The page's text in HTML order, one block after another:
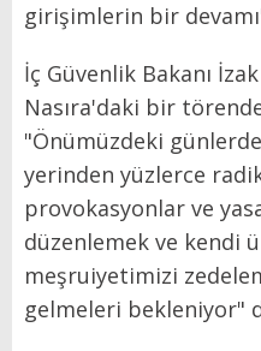
girişimlerin bir
İç Güvenlik Bakanı
Nasıra'daki bir
"Önümüzdeki
yerinden yüzlerce
provokasyonlar ve
düzenlemek ve kendi
meşruiyetimizi
gelmeleri bekleniyor"